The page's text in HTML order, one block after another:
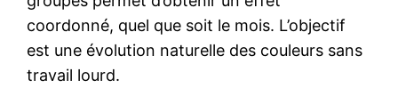
coordonné, quel que soit le mois. L’objectif
est une évolution naturelle des couleurs sans
travail lourd.